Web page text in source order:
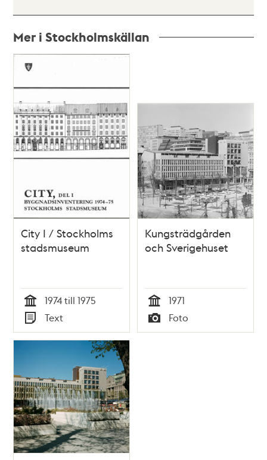
Mer i Stockholmskällan
poster
och
teman
City I / Stockholms
stadsmuseum
Tid
1974 till 1975
Typ
Text
Kungsträdgården
och Sverigehuset
Tid
1971
Typ
Foto